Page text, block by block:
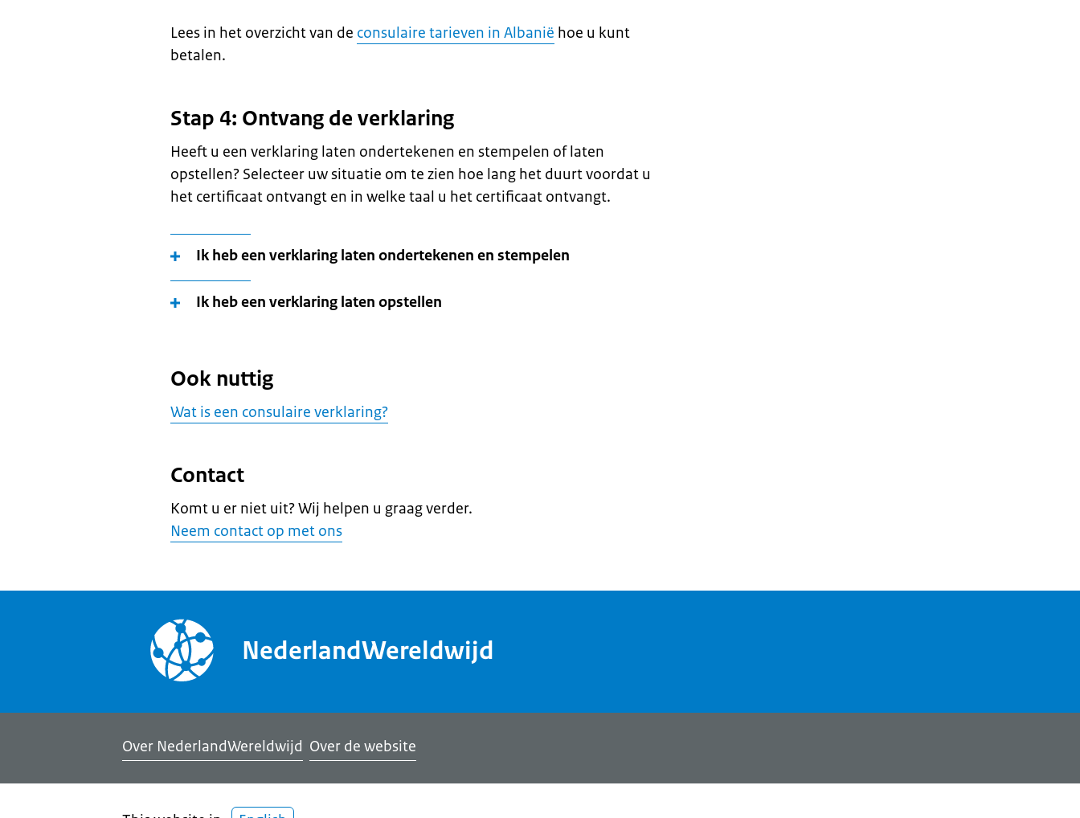
Lees in het overzicht van de consulaire tarieven in Albanië hoe u kunt
betalen.
Stap 4: Ontvang de verklaring
Heeft u een verklaring laten ondertekenen en stempelen of laten
opstellen? Selecteer uw situatie om te zien hoe lang het duurt voordat u
het certificaat ontvangt en in welke taal u het certificaat ontvangt.
Ik heb een verklaring laten ondertekenen en stempelen
Ik heb een verklaring laten opstellen
Ook nuttig
Wat is een consulaire verklaring?
Contact
Komt u er niet uit? Wij helpen u graag verder.
Neem contact op met ons
NederlandWereldwijd
Over NederlandWereldwijd Over de website